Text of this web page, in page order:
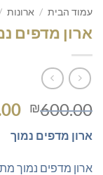
עמוד הבית / ארונות
ארון מדפים
₪600.00
היה:ארון מדפים נמוך
ארון מדפים נמוך